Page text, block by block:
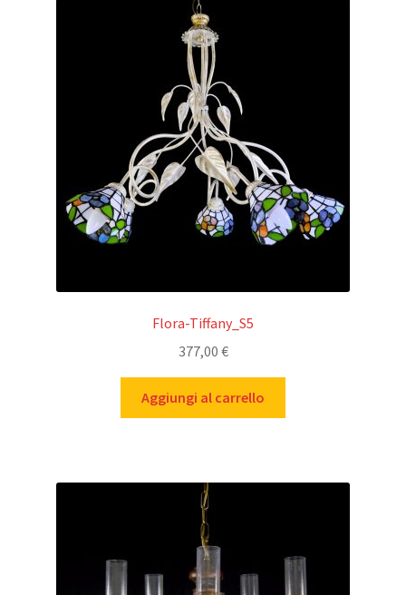
Flora-Tiffany_S5
377,00 €
Aggiungi al carrello